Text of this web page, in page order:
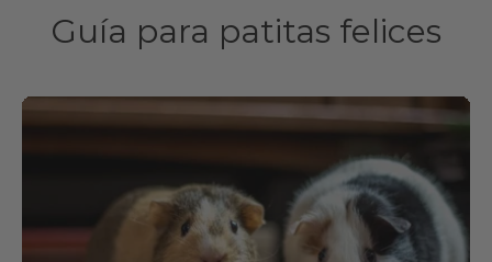
Guía para patitas felices